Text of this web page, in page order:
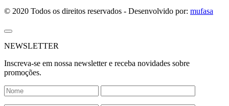
© 2020 Todos os direitos reservados - Desenvolvido por: mufasa
NEWSLETTER
Inscreva-se em nossa newsletter e receba novidades sobre
promoções.